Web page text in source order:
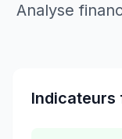
Analyse
Indicateurs